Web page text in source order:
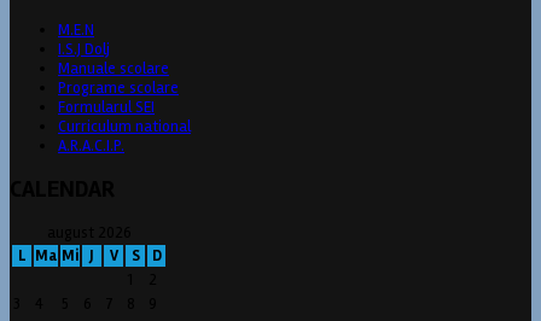
M.E.N
I.S.J Dolj
Manuale scolare
Programe scolare
Formularul SEI
Curriculum national
A.R.A.C.I.P.
L Ma Mi J V S
D